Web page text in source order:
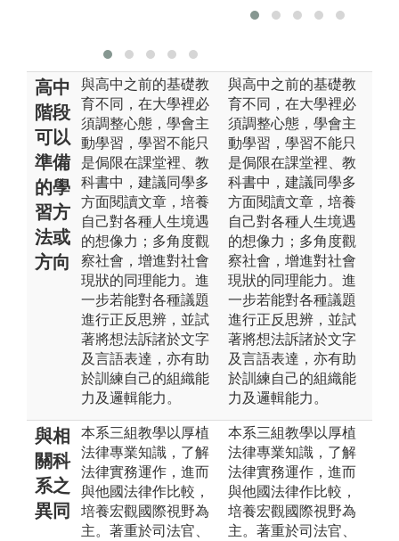
高中
階段
可以
準備
的學
習方
法或
方向
與高中之前的基礎教
育不同，在大學裡必
須調整心態，學會主
動學習，學習不能只
是侷限在課堂裡、教
科書中，建議同學多
方面閱讀文章，培養
自己對各種人生境遇
的想像力；多角度觀
察社會，增進對社會
現狀的同理能力。進
一步若能對各種議題
進行正反思辨，並試
著將想法訴諸於文字
及言語表達，亦有助
於訓練自己的組織能
力及邏輯能力。
與高中之前的基礎教
育不同，在大學裡必
須調整心態，學會主
動學習，學習不能只
是侷限在課堂裡、教
科書中，建議同學多
方面閱讀文章，培養
自己對各種人生境遇
的想像力；多角度觀
察社會，增進對社會
現狀的同理能力。進
一步若能對各種議題
進行正反思辨，並試
著將想法訴諸於文字
及言語表達，亦有助
於訓練自己的組織能
力及邏輯能力。
與相
關科
系之
異同
本系三組教學以厚植
法律專業知識，了解
法律實務運作，進而
與他國法律作比較，
培養宏觀國際視野為
主。著重於司法官、
本系三組教學以厚植
法律專業知識，了解
法律實務運作，進而
與他國法律作比較，
培養宏觀國際視野為
主。著重於司法官、